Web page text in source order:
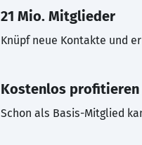
21 Mio. Mitglieder
Knüpf neue Kontakte und
Kostenlos profitieren
Schon als Basis-Mitglied